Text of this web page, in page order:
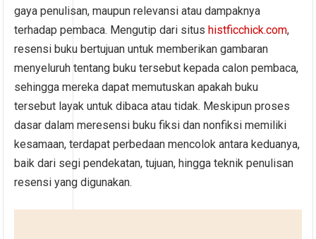
gaya penulisan, maupun relevansi atau dampaknya
terhadap pembaca. Mengutip dari situs histficchick.com,
resensi buku bertujuan untuk memberikan gambaran
menyeluruh tentang buku tersebut kepada calon pembaca,
sehingga mereka dapat memutuskan apakah buku
tersebut layak untuk dibaca atau tidak. Meskipun proses
dasar dalam meresensi buku fiksi dan nonfiksi memiliki
kesamaan, terdapat perbedaan mencolok antara keduanya,
baik dari segi pendekatan, tujuan, hingga teknik penulisan
resensi yang digunakan.